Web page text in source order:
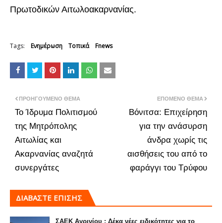
Πρωτοδικών Αιτωλοακαρνανίας.
Tags: Ενημέρωση Τοπικά Fnews
ΕΠΌΜΕΝΟ ΘΈΜΑ
Βόνιτσα: Επιχείρηση
για την ανάσυρση
άνδρα χωρίς τις
αισθήσεις του από το
φαράγγι του Τρύφου
ΠΡΟΗΓΟΎΜΕΝΟ ΘΈΜΑ
To Ίδρυμα Πολιτισμού
της Μητρόπολης
Αιτωλίας και
Ακαρνανίας αναζητά
συνεργάτες
ΔΙΑΒΑΣΤΕ ΕΠΙΣΗΣ
ΣΑΕΚ Αγρινίου : Δέκα νέες ειδικότητες για το